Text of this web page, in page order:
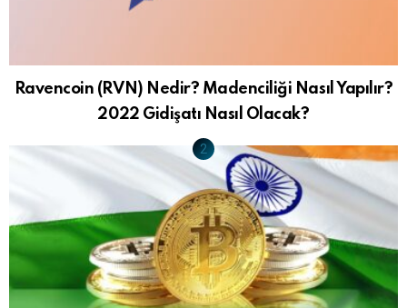
Ravencoin (RVN) Nedir? Madenciliği Nasıl Yapılır?
2022 Gidişatı Nasıl Olacak?